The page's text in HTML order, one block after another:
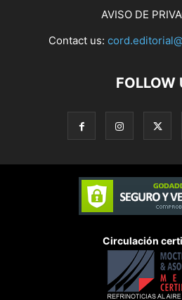
AVISO DE
Contact us:
FOLLOW
Circulación